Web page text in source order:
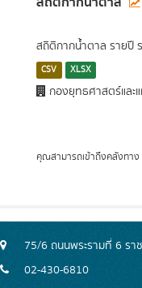
สถิติกากน้ำตาล รายปี
CSV XLSX
กองยุทธศาสตร์และ
คุณสามารถเข้าถึงคลังทาง
75/6 ถนนพระรามที่ 6 รา
02-430-6810